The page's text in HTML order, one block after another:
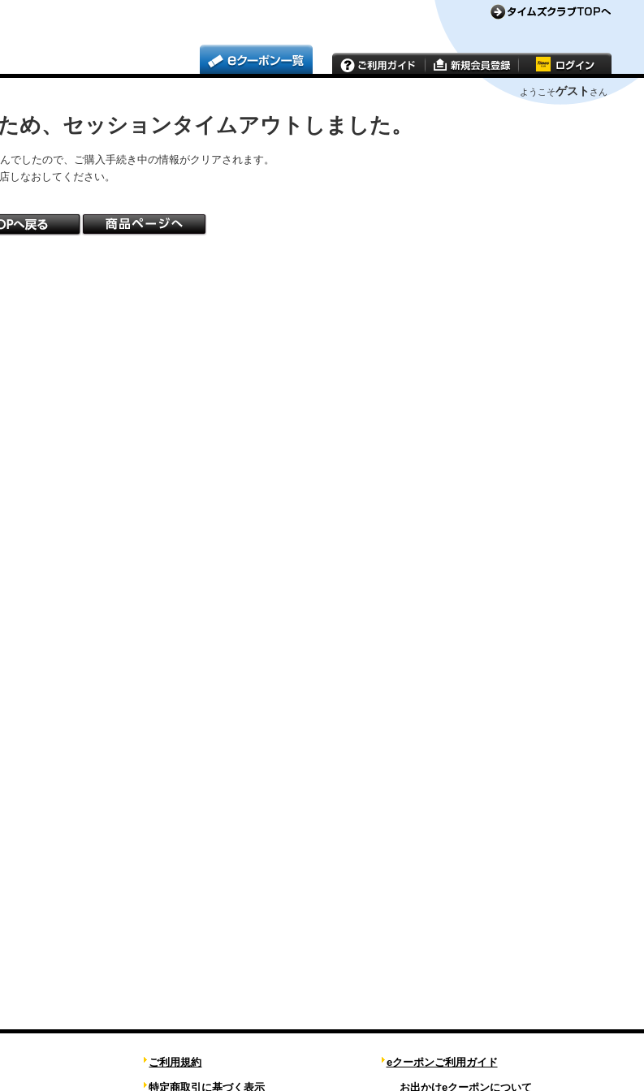
ようこそゲスト さん
め、セッションタイムアウトしました。
でしたので、ご購入手続き中の情報がクリアされます。
しなおしてください。
ご利用規約
特定商取引に基づく表示
eクーポンご利用ガイド
お出かけeクーポンについて